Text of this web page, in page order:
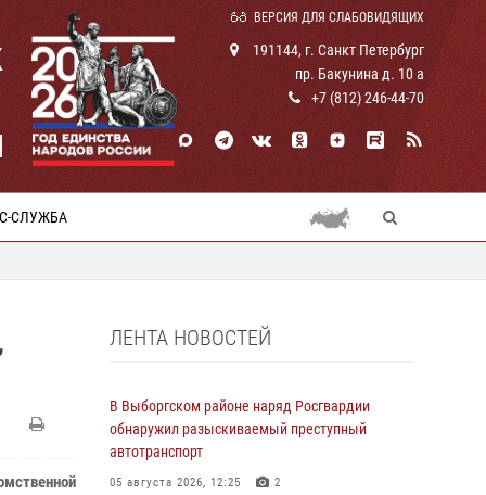
ВЕРСИЯ ДЛЯ СЛАБОВИДЯЩИХ
191144, г. Санкт Петербург
пр. Бакунина д. 10 а
+7 (812) 246-44-70
СЛУЖБА
ЛЕНТА НОВОСТЕЙ
В Выборгском районе наряд Росгвардии
обнаружил разыскиваемый преступный
автотранспорт
05 августа 2026, 12:25 2